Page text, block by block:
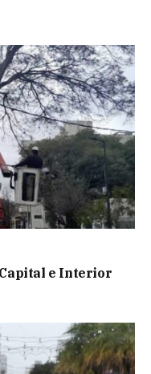
e Interior